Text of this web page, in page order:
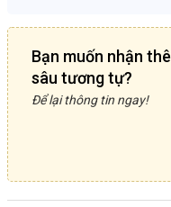
Bạn muốn nhận
sâu tương tự?
Để lại thông tin ngay!